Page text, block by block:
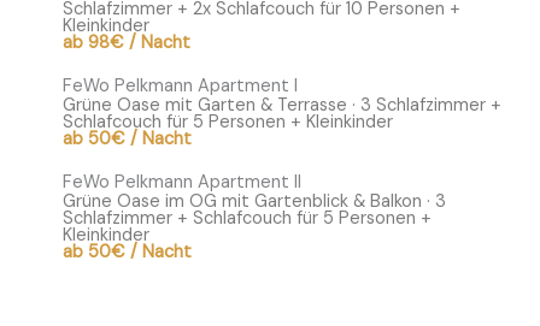
Schlafzimmer + 2x Schlafcouch für 10 Personen +
Kleinkinder
ab 98€ / Nacht
FeWo Pelkmann Apartment I
Grüne Oase mit Garten & Terrasse · 3 Schlafzimmer +
Schlafcouch für 5 Personen + Kleinkinder
ab 50€ / Nacht
FeWo Pelkmann Apartment II
Grüne Oase im OG mit Gartenblick & Balkon · 3
Schlafzimmer + Schlafcouch für 5 Personen +
Kleinkinder
ab 50€ / Nacht